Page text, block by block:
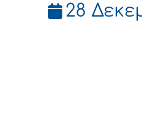
28